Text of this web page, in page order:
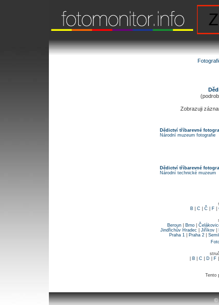
Zobrazuji
Dědictví tříbarevné
Národní muzeum fotografie
Dědictví tříbarevné
Národní technické muzeum
B
C Č F
Beroun| Brno|
Jindřichův Hradec
Jiříkov
Praha 1
Praha 2
B| C D F
Tento
©